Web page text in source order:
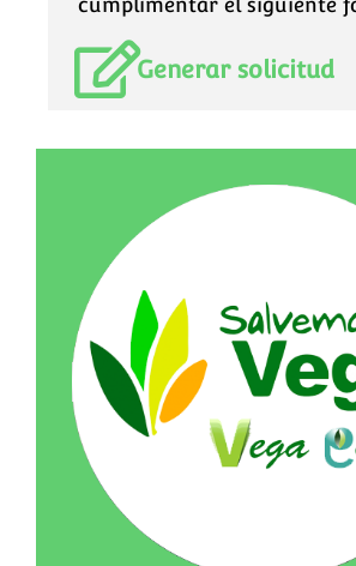
cumplimentar el siguiente
Generar solicitud